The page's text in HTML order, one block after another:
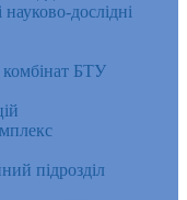
дослідні
комбінат БТУ
підрозділ